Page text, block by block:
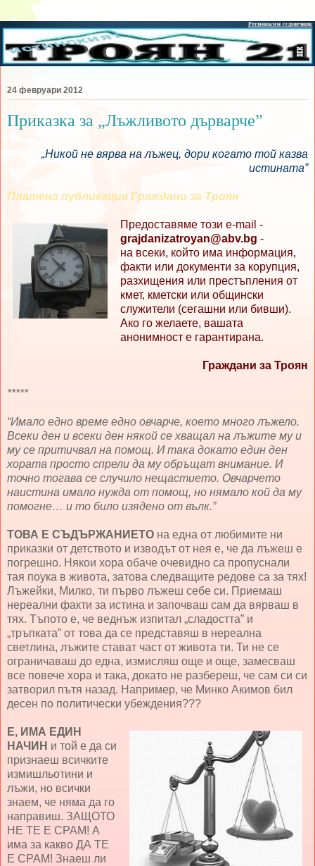
24 февруари 2012
Приказка за „Лъжливото дърварче”
„Никой не вярва на лъжец, дори когато той казва
истината”
Платена публикация Граждани за Троян
Предоставяме този e-mail -
grajdanizatroyan@abv.bg -
на всеки, който има информация,
факти или документи за корупция,
разхищения или престъпления от
кмет, кметски или общински
служители (сегашни или бивши).
Ако го желаете, вашата
анонимност е гарантирана.
Граждани за Троян
*****
“Имало едно време едно овчарче, което много лъжело.
Всеки ден и всеки ден някой се хващал на лъжите му и
му се притичвал на помощ. И така докато един ден
хората просто спрели да му обръщат внимание. И
точно тогава се случило нещастието. Овчарчето
наистина имало нужда от помощ, но нямало кой да му
помогне… и то било изядено от вълк.”
ТОВА Е СЪДЪРЖАНИЕТО на една от любимите ни
приказки от детството и изводът от нея е, че да лъжеш е
погрешно. Някои хора обаче очевидно са пропуснали
тая поука в живота, затова следващите редове са за тях!
Лъжейки, Милко, ти първо лъжеш себе си. Приемаш
нереални факти за истина и започваш сам да вярваш в
тях. Тъпото е, че веднъж изпитал „сладостта” и
„тръпката” от това да се представяш в нереална
светлина, лъжите стават част от живота ти. Ти не се
ограничаваш до една, измисляш още и още, замесваш
все повече хора и така, докато не разбереш, че сам си си
затворил пътя назад. Например, че Минко Акимов бил
десен по политически убеждения???
Е, ИМА ЕДИН
НАЧИН и той е да си
признаеш всичките
измишльотини и
лъжи, но всички
знаем, че няма да го
направиш. ЗАЩОТО
НЕ ТЕ Е СРАМ! А
има за какво ДА ТЕ
Е СРАМ! Знаеш ли